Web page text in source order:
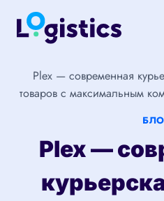
Перейти
Plex — современная
товаров с максимальным
Plex —